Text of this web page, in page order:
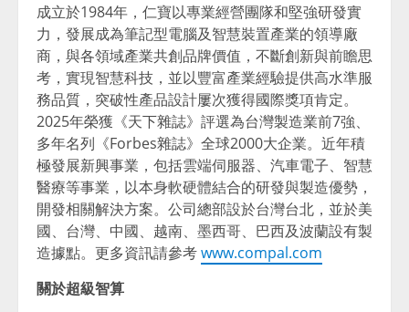
成立於1984年，仁寶以專業經營團隊和堅強研發實
力，發展成為筆記型電腦及智慧裝置產業的領導廠
商，與各領域產業共創品牌價值，不斷創新與前瞻思
考，實現智慧科技，並以豐富產業經驗提供高水準服
務品質，突破性產品設計屢次獲得國際獎項肯定。
2025年榮獲《天下雜誌》評選為台灣製造業前7強、
多年名列《Forbes雜誌》全球2000大企業。近年積
極發展新興事業，包括雲端伺服器、汽車電子、智慧
醫療等事業，以本身軟硬體結合的研發與製造優勢，
開發相關解決方案。公司總部設於台灣台北，並於美
國、台灣、中國、越南、墨西哥、巴西及波蘭設有製
造據點。更多資訊請參考www.compal.com
關於超級智算